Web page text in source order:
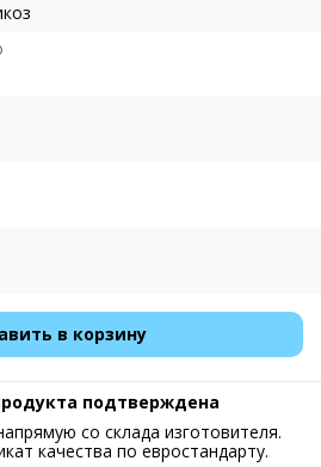
в корзину
подтверждена
со склада изготовителя.
качества по евростандарту.